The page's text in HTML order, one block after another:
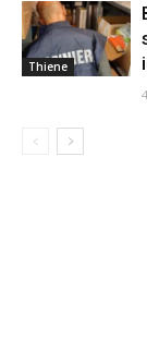
Thiene